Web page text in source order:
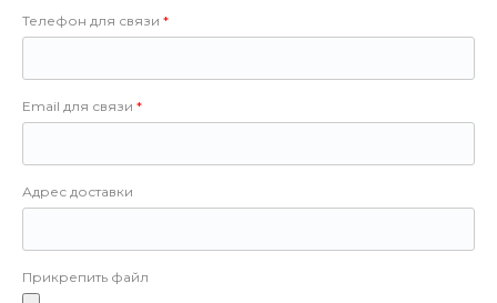
Телефон для связи
Email для связи
Адрес доставки
Прикрепить файл